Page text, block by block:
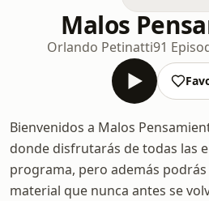
Malos
Orlando Petinatti91
Bienvenidos a Malos
donde disfrutarás de todas las
programa, pero además
material que nunca antes se